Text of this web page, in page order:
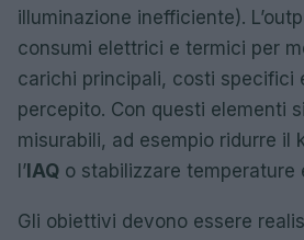
illuminazione inefficiente).
consumi elettrici e termici per
carichi principali, costi specifici
percepito. Con questi elementi
misurabili, ad esempio ridurre il
l’ IAQ o stabilizzare temperature
Gli obiettivi devono essere